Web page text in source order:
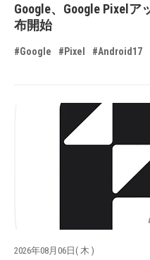
Google、Google Pixel
布開始
#Google #Pixel #Android17
2026年08月06日( 木 )